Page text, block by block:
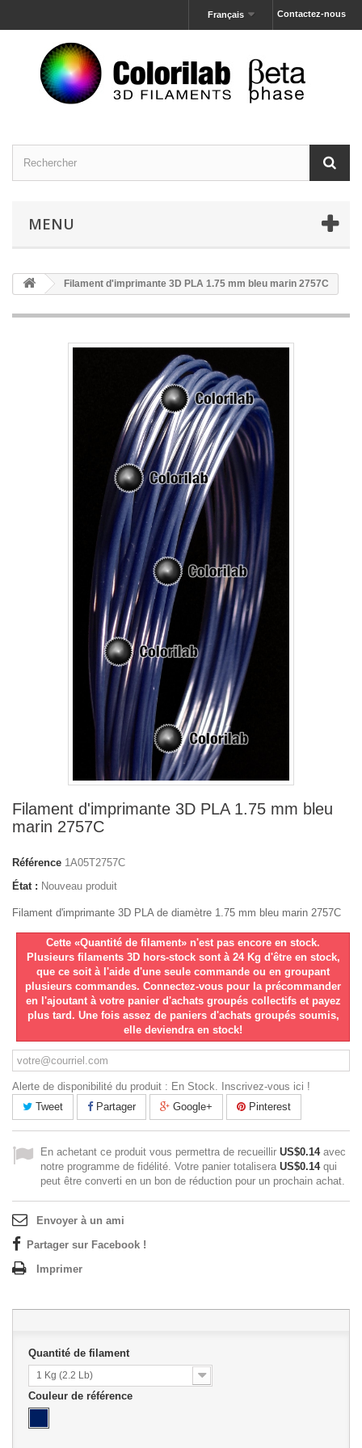
Contactez-nous
Français
MENU
Filament d'imprimante 3D PLA 1.75 mm bleu marin 2757C
Filament d'imprimante 3D PLA 1.75 mm bleu
marin 2757C
Référence 1A05T2757C
État : Nouveau produit
Filament d'imprimante 3D PLA de diamètre 1.75 mm bleu marin 2757C
Cette «Quantité de filament» n'est pas encore en stock.
Plusieurs filaments 3D hors-stock sont à 24 Kg d'être en stock,
que ce soit à l'aide d'une seule commande ou en groupant
plusieurs commandes. Connectez-vous pour la précommander
en l'ajoutant à votre panier d'achats groupés collectifs et payez
plus tard. Une fois assez de paniers d'achats groupés soumis,
elle deviendra en stock!
Alerte de disponibilité du produit : En Stock. Inscrivez-vous ici !
Tweet
Partager Google+ Pinterest
En achetant ce produit vous permettra de recueillir US$0.14avec
notre programme de fidélité. Votre panier totalisera US$0.14qui
peut être converti en un bon de réduction pour un prochain achat.
Envoyer à un ami
Partager sur Facebook !
Imprimer
Quantité de filament
1 Kg (2.2 Lb)
Couleur de référence